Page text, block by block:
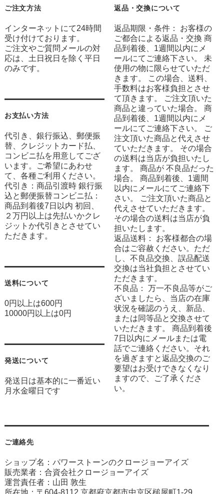
ご注文方法
インターネットにて24時間
受け付けております。
ご注文やご質問メールの対
応は、土日祝日を除く平日
のみです。
お支払い方法
代引き、銀行振込、郵便振
替、クレジットカード払、
コンビニ払を用意してござ
います。ご希望にあわせ
て、各種ご利用ください。
代引き：商品引渡時 銀行振
込と郵便振替コンビニ払：
商品到着後7日以内 初回、
２万円以上は先払いかクレ
ジットか代引きとさせてい
ただきます。
送料について
0円以上は600円
10000円以上は0円
発送について
発送日は基本的に一番近い
月水金曜日です
返品・交換について
返品期限・条件： お客様の
ご都合による返品・交換 商
品到着後、1週間以内にメ
ールにてご連絡下さい。 未
使用の物に限らせていただ
きます。 この場合、送料、
手数料はお客様負担とさせ
て頂きます。 ご注文頂いた
商品と違っていた場合。 商
品到着後、1週間以内にメ
ールにてご連絡下さい。 ご
注文頂いた商品と代えさせ
ていただきます。 その場合
の送料は当店が負担いたし
ます。 商品が 不良品だった
場合。 商品到着後、1週間
以内にメールにてご連絡下
さい。 ご注文頂いた商品と
代えさせていただきます。
その場合の送料は当店が負
担いたします。
返品送料： お客様都合の場
合はご容赦ください。ただ
し、不良品交換、誤品配送
交換は当社負担とさせてい
ただきます。
不良品： 万一不良品等がご
ざいましたら、当店の在庫
状況を確認のうえ、新品、
または同等品と交換させて
いただきます。 商品到着後
7日以内にメールまたは電
話でご連絡ください。それ
を過ぎますと返品交換のご
要望はお受けできなくなり
ますので、ご了承くださ
い。
ご連絡先
ショップ名：パワーストーンのクロージョーアイズ
販売業者：合資会社クロージョーアイズ
運営責任者：山田 敦生